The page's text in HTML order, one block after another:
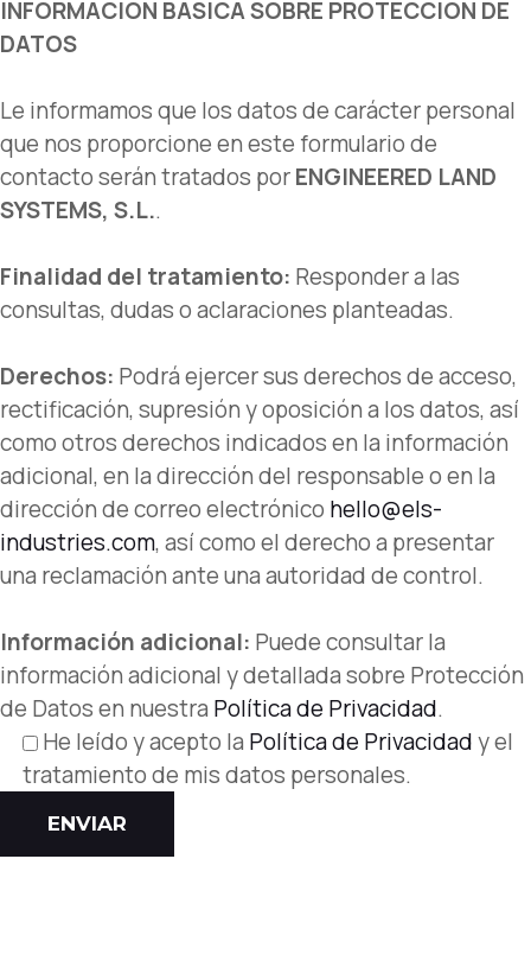
INFORMACIÓN BÁSICA SOBRE PROTECCIÓN DE
DATOS
Le informamos que los datos de carácter personal
que nos proporcione en este formulario de
contacto serán tratados porENGINEERED LAND
SYSTEMS, S.L..
Finalidad del tratamiento: Responder a las
consultas, dudas o aclaraciones planteadas.
Derechos: Podrá ejercer sus derechos de acceso,
rectificación, supresión y oposición a los datos, así
como otros derechos indicados en la información
adicional, en la dirección del responsable o en la
dirección de correo electrónico hello@els-
industries.com, así como el derecho a presentar
una reclamación ante una autoridad de control.
Información adicional: Puede consultar la
información adicional y detallada sobre Protección
de Datos en nuestra Política de Privacidad.
He leído y acepto la Política de Privacidady el
tratamiento de mis datos personales.
ENVIAR